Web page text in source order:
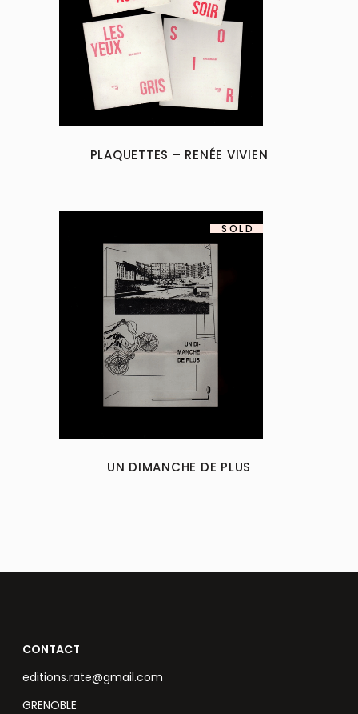
PLAQUETTES – RENÉE VIVIEN
SOLD
UN DIMANCHE DE PLUS
CONTACT
editions.rate@gmail.com
GRENOBLE